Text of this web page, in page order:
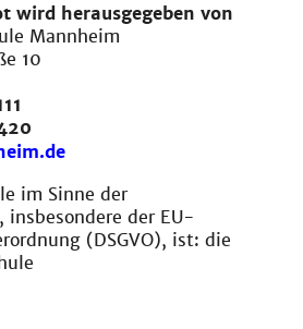
wird herausgegeben von
Mannheim
10
im Sinne der
insbesondere der EU-
(DSGVO), ist: die